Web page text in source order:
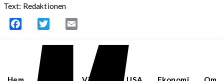
Text: Redaktionen
Facebook Twitter